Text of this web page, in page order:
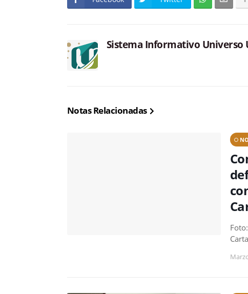
Sistema Informativo Universo
Notas Relacionadas